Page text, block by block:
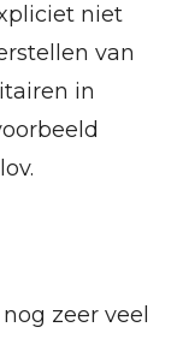
niet
van
in
zeer veel